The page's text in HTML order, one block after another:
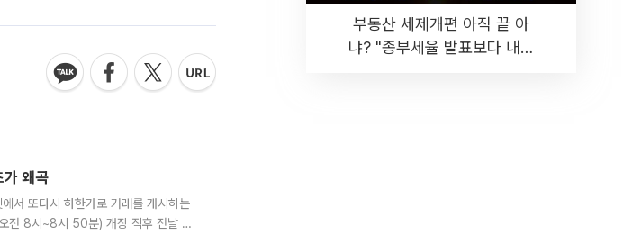
가 왜곡
서 또다시 하한가로 거래를 개시하는
전 8시~8시 50분) 개장 직후 전날 정
부동산 세제개편 아직 끝 아
냐? "종부세율 발표보다 내릴